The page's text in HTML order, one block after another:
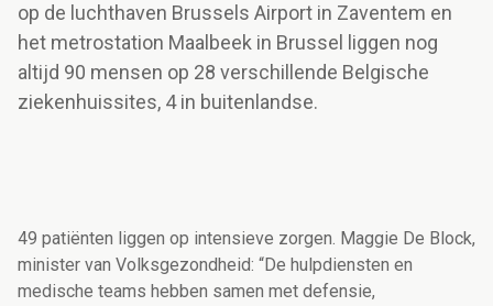
op de luchthaven Brussels Airport in Zaventem en
het metrostation Maalbeek in Brussel liggen nog
altijd 90 mensen op 28 verschillende Belgische
ziekenhuissites, 4 in buitenlandse.
49 patiënten liggen op intensieve zorgen. Maggie De Block,
minister van Volksgezondheid: “De hulpdiensten en
medische teams hebben samen met defensie,